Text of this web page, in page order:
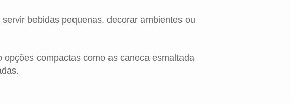
bebidas pequenas, decorar ambientes ou
compactas como as caneca esmaltada